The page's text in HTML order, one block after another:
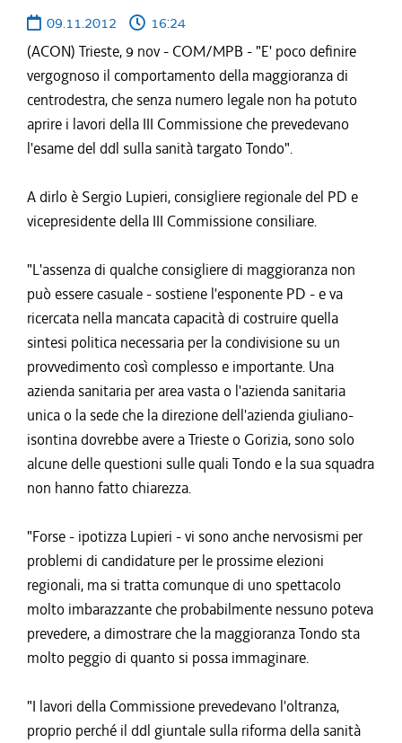
09.11.2012
16:24
(ACON) Trieste, 9 nov - COM/MPB - "E' poco definire
vergognoso il comportamento della maggioranza di
centrodestra, che senza numero legale non ha potuto
aprire i lavori della III Commissione che prevedevano
l'esame del ddl sulla sanità targato Tondo".
A dirlo è Sergio Lupieri, consigliere regionale del PD e
vicepresidente della III Commissione consiliare.
"L'assenza di qualche consigliere di maggioranza non
può essere casuale - sostiene l'esponente PD - e va
ricercata nella mancata capacità di costruire quella
sintesi politica necessaria per la condivisione su un
provvedimento così complesso e importante. Una
azienda sanitaria per area vasta o l'azienda sanitaria
unica o la sede che la direzione dell'azienda giuliano-
isontina dovrebbe avere a Trieste o Gorizia, sono solo
alcune delle questioni sulle quali Tondo e la sua squadra
non hanno fatto chiarezza.
"Forse - ipotizza Lupieri - vi sono anche nervosismi per
problemi di candidature per le prossime elezioni
regionali, ma si tratta comunque di uno spettacolo
molto imbarazzante che probabilmente nessuno poteva
prevedere, a dimostrare che la maggioranza Tondo sta
molto peggio di quanto si possa immaginare.
"I lavori della Commissione prevedevano l'oltranza,
proprio perché il ddl giuntale sulla riforma della sanità